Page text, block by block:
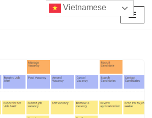
Vietnamese